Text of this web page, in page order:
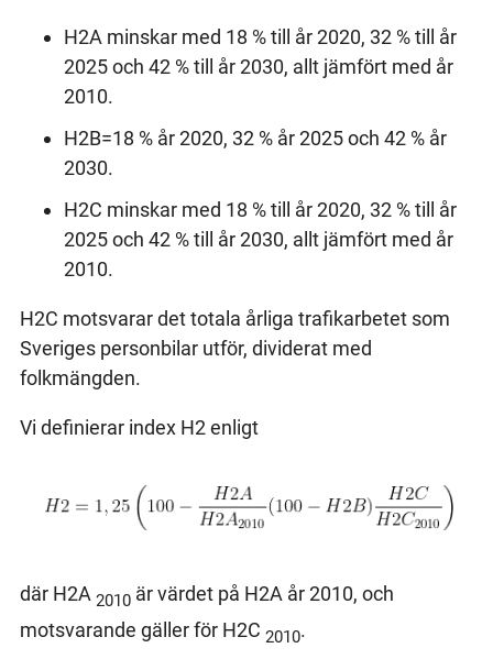
H2A minskar med 18 % till år 2020, 32 % till år
2025 och 42 % till år 2030, allt jämfört med år
2010.
H2B=18 % år 2020, 32 % år 2025 och 42 % år
2030.
H2C minskar med 18 % till år 2020, 32 % till år
2025 och 42 % till år 2030, allt jämfört med år
2010.
H2C motsvarar det totala årliga trafikarbetet som
Sveriges personbilar utför, dividerat med
folkmängden.
Vi definierar index H2 enligt
där H2A 2010är värdet på H2A år 2010, och
motsvarande gäller för H2C 2010.